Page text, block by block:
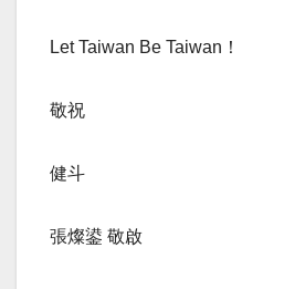
Let Taiwan Be Taiwan！
敬祝
健斗
張燦鍙 敬啟